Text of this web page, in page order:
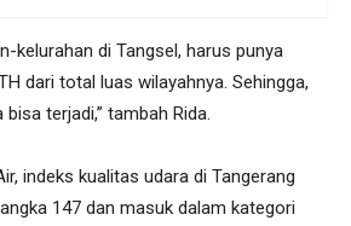
kelurahan di Tangsel, harus punya
dari total luas wilayahnya. Sehingga,
terjadi,” tambah Rida.
indeks kualitas udara di Tangerang
147 dan masuk dalam kategori